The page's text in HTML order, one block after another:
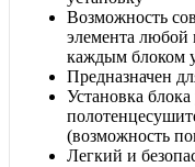
Возможность
элемента любой
каждым блоком
Предназначен
Установка
(возможность
Легкий и